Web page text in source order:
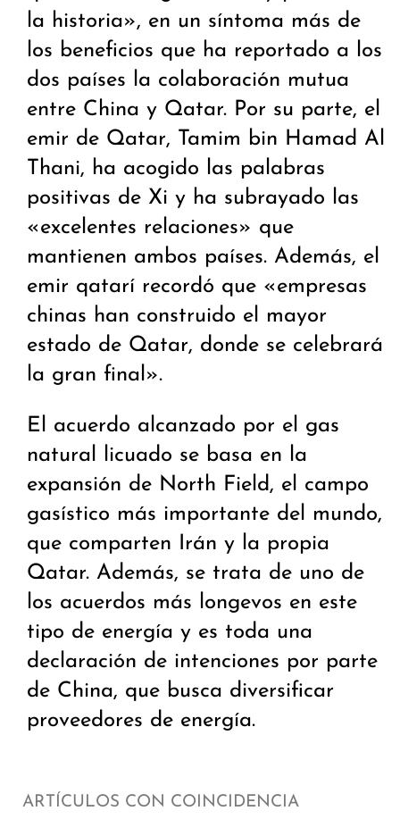
la historia», en un síntoma más de
los beneficios que ha reportado a los
dos países la colaboración mutua
entre China y Qatar. Por su parte, el
emir de Qatar, Tamim bin Hamad Al
Thani, ha acogido las palabras
positivas de Xi y ha subrayado las
«excelentes relaciones» que
mantienen ambos países. Además, el
emir qatarí recordó que «empresas
chinas han construido el mayor
estado de Qatar, donde se celebrará
la gran final».
El acuerdo alcanzado por el gas
natural licuado se basa en la
expansión de North Field, el campo
gasístico más importante del mundo,
que comparten Irán y la propia
Qatar. Además, se trata de uno de
los acuerdos más longevos en este
tipo de energía y es toda una
declaración de intenciones por parte
de China, que busca diversificar
proveedores de energía.
ARTÍCULOS CON COINCIDENCIA